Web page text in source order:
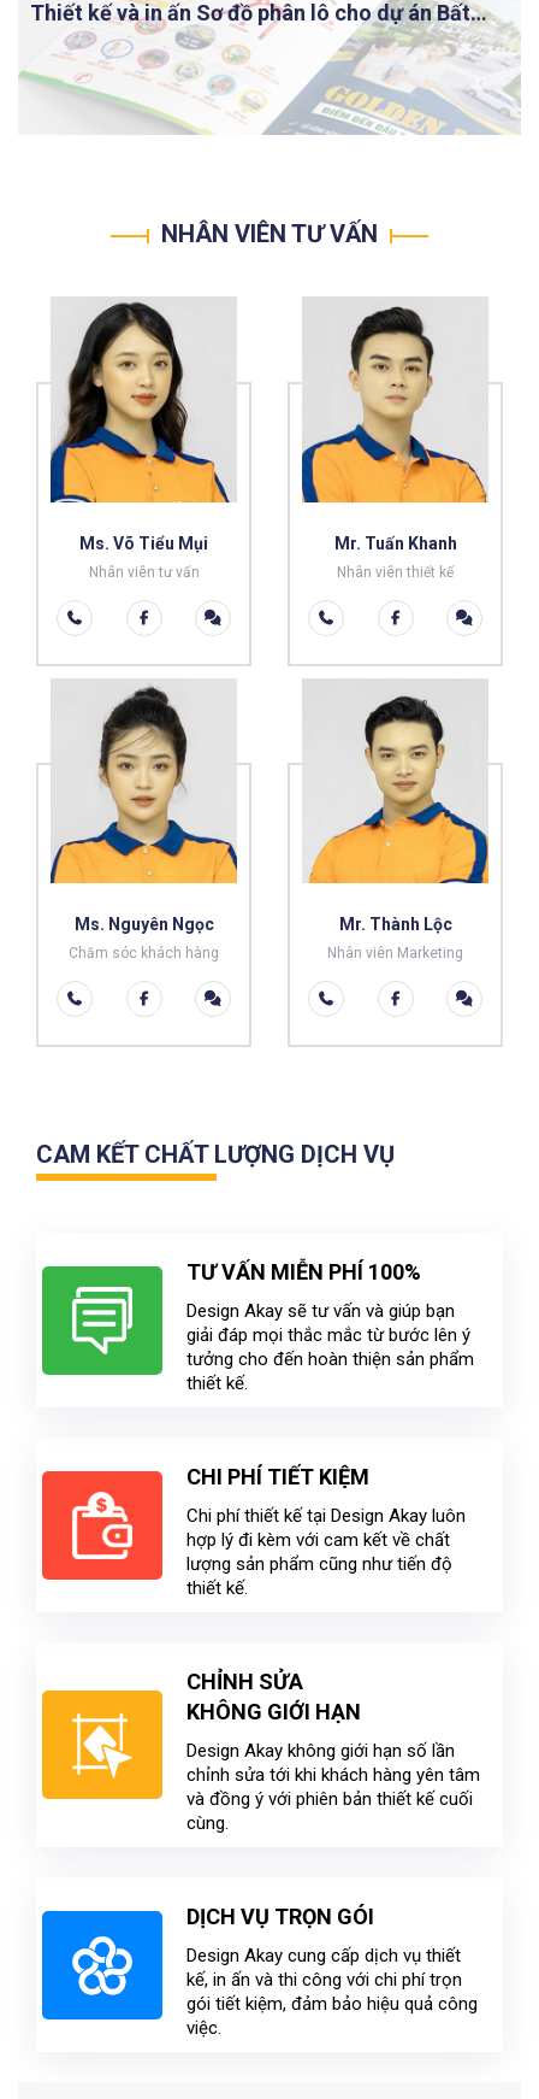
Thiết kế và in ấn Sơ đồ phân lô cho dự án Bất
động sản
NHÂN VIÊN TƯ VẤN
Ms. Võ Tiểu Mụi
Nhân viên tư vấn
Mr. Tuấn Khanh
Nhân viên thiết kế
Ms. Nguyên Ngọc
Chăm sóc khách hàng
Mr. Thành Lộc
Nhân viên Marketing
CAM KẾT CHẤT LƯỢNG DỊCH VỤ
TƯ VẤN MIỄN PHÍ 100%
Design Akay sẽ tư vấn và giúp bạn
giải đáp mọi thắc mắc từ bước lên ý
tưởng cho đến hoàn thiện sản phẩm
thiết kế.
CHI PHÍ TIẾT KIỆM
Chi phí thiết kế tại Design Akay luôn
hợp lý đi kèm với cam kết về chất
lượng sản phẩm cũng như tiến độ
thiết kế.
CHỈNH SỬA
KHÔNG GIỚI HẠN
Design Akay không giới hạn số lần
chỉnh sửa tới khi khách hàng yên tâm
và đồng ý với phiên bản thiết kế cuối
cùng.
DỊCH VỤ TRỌN GÓI
Design Akay cung cấp dịch vụ thiết
kế, in ấn và thi công với chi phí trọn
gói tiết kiệm, đảm bảo hiệu quả công
việc.